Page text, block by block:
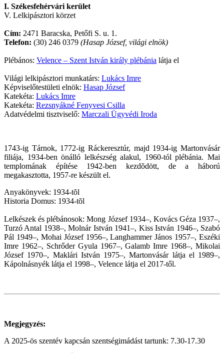
I. Székesfehérvári kerület
V. Lelkipásztori körzet
Cím: 2471 Baracska, Petőfi S. u. 1.
Telefon: (30) 246 0379 (Hasap József, világi elnök)
Plébános: Velence – Szent István király plébánia látja el
Világi lelkipásztori munkatárs: Lukács Imre
Képviselőtestületi elnök: Hasap József
Katekéta: Lukács Imre
Katekéta: Rezsnyákné Fenyvesi Csilla
Adatvédelmi tisztviselő: Marczali Ügyvédi Iroda
1743-ig Tárnok, 1772-ig Ráckeresztúr, majd 1934-ig Martonvásár
filiája, 1934-ben önálló lelkészség alakul, 1960-tól plébánia. Mai
templomának építése 1942-ben kezdõdött, de a háború
megakasztotta, 1957-re készült el.
Anyakönyvek: 1934-tõl
Historia Domus: 1934-tõl
Lelkészek és plébánosok: Mong József 1934–, Kovács Géza 1937–,
Turzó Antal 1938–, Molnár István 1941–, Kiss István 1946–, Szabó
Pál 1949–, Mohai József 1956–, Langhammer János 1957–, Eszéki
Imre 1962–, Schrőder Gyula 1967–, Galamb Imre 1968–, Mikolai
József 1970–, Maklári István 1975–, Martonvásár látja el 1989–,
Kápolnásnyék látja el 1998–, Velence látja el 2017-től.
Megjegyzés:
A 2025-ös szentév kapcsán szentségimádást tartunk: 7.30-17.30